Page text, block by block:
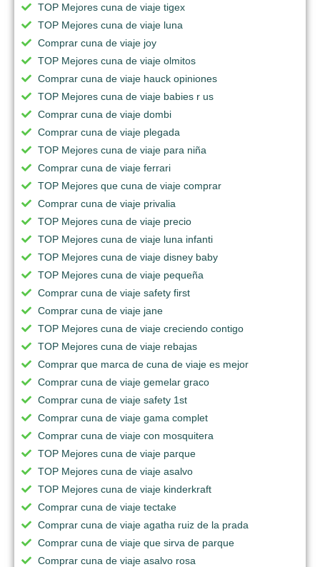
TOP Mejores cuna de viaje tigex
TOP Mejores cuna de viaje luna
Comprar cuna de viaje joy
TOP Mejores cuna de viaje olmitos
Comprar cuna de viaje hauck opiniones
TOP Mejores cuna de viaje babies r us
Comprar cuna de viaje dombi
Comprar cuna de viaje plegada
TOP Mejores cuna de viaje para niña
Comprar cuna de viaje ferrari
TOP Mejores que cuna de viaje comprar
Comprar cuna de viaje privalia
TOP Mejores cuna de viaje precio
TOP Mejores cuna de viaje luna infanti
TOP Mejores cuna de viaje disney baby
TOP Mejores cuna de viaje pequeña
Comprar cuna de viaje safety first
Comprar cuna de viaje jane
TOP Mejores cuna de viaje creciendo contigo
TOP Mejores cuna de viaje rebajas
Comprar que marca de cuna de viaje es mejor
Comprar cuna de viaje gemelar graco
Comprar cuna de viaje safety 1st
Comprar cuna de viaje gama complet
Comprar cuna de viaje con mosquitera
TOP Mejores cuna de viaje parque
TOP Mejores cuna de viaje asalvo
TOP Mejores cuna de viaje kinderkraft
Comprar cuna de viaje tectake
Comprar cuna de viaje agatha ruiz de la prada
Comprar cuna de viaje que sirva de parque
Comprar cuna de viaje asalvo rosa